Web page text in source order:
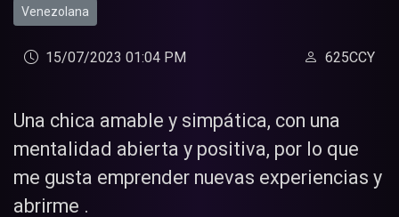
Venezolana
15/07/2023 01:04 PM 625CCY
Una chica amable y simpática, con una
mentalidad abierta y positiva, por lo que
me gusta emprender nuevas experiencias y
abrirme .